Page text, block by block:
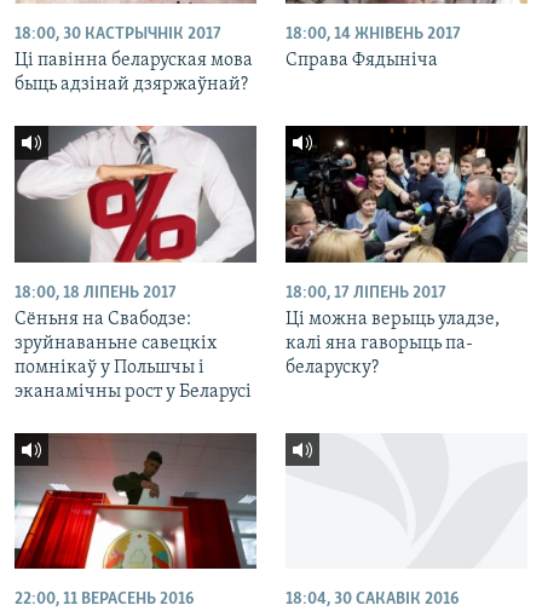
18:00, 30 КАСТРЫЧНІК 2017
Ці павінна беларуская мова
быць адзінай дзяржаўнай?
18:00, 14 ЖНІВЕНЬ 2017
Справа Фядыніча
18:00, 18 ЛІПЕНЬ 2017
Сёньня на Свабодзе:
зруйнаваньне савецкіх
помнікаў у Польшчы і
эканамічны рост у Беларусі
18:00, 17 ЛІПЕНЬ 2017
Ці можна верыць уладзе,
калі яна гаворыць па-
беларуску?
22:00, 11 ВЕРАСЕНЬ 2016 18:04, 30 САКАВІК 2016